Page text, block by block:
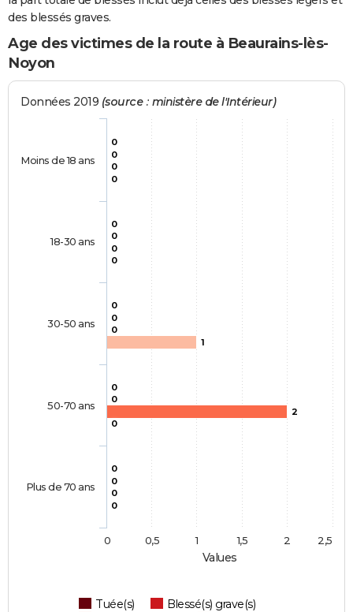
des blessés graves.
Age des victimes de la route à Beaurains-lès-
Noyon
Values
Données 2019 (source : ministère de l'Intérieur)
0
0
0
0
0
0
0
0
0
0
0
0
0
2
0
0
0
1
0
0
Tuée(s)
Blessé(s) grave(s)
Moins de 18 ans
18-30 ans
30-50 ans
50-70 ans
Plus de 70 ans
0 0,5 1 1,5 2 2,5